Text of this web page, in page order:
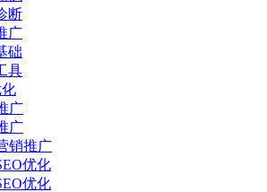
断
广
础
具
广
广
销推广
优化
优化